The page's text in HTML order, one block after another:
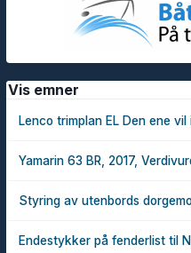
Vis emner
Lenco trimplan EL Den ene
Yamarin 63 BR, 2017,
Styring av utenbords
Endestykker på fenderlist til